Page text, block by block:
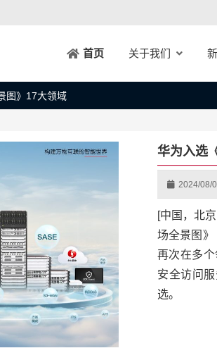
首页 关于我们
图》17大领域
华为入选
2024/08/
[中国，北
场全景图》
再次在多
安全访问
选。